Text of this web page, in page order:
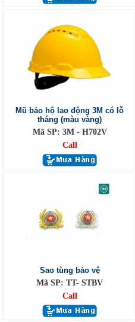
Mũ bảo hộ lao động 3M có lỗ
tháng (màu vàng)
Mã SP: 3M - H702V
Call
Sao tùng bảo vệ
Mã SP: TT- STBV
Call